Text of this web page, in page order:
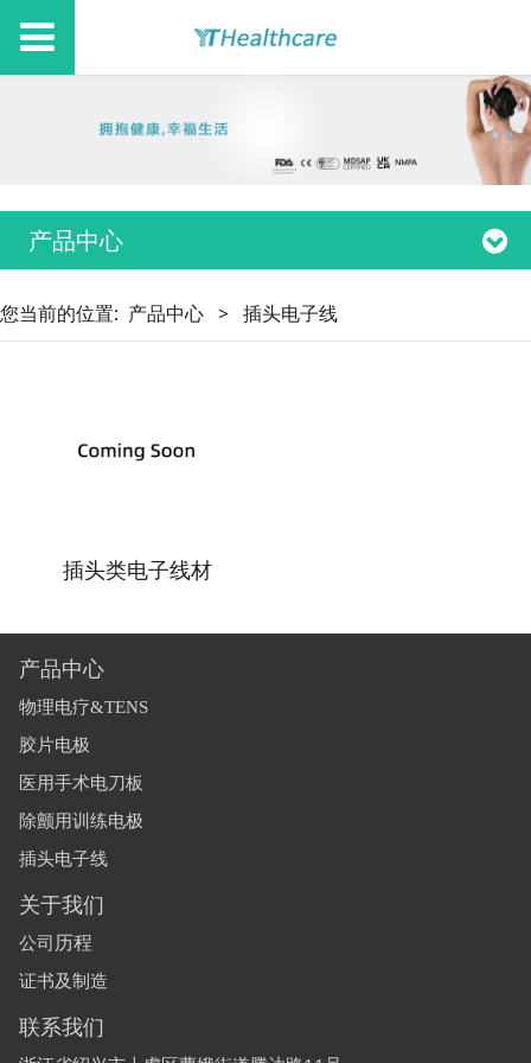
产品中心
您当前的位置: 产品中心 > 插头电子线
插头类电子线材
产品中心
物理电疗&TENS
胶片电极
医用手术电刀板
除颤用训练电极
插头电子线
关于我们
公司 历程
证书及制造
联系我们